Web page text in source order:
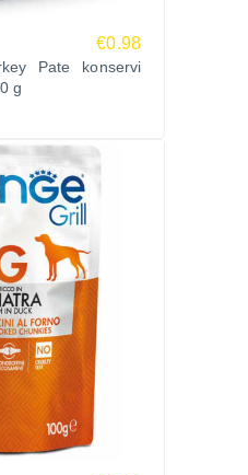
TUNA konservus
savu suni ar gardu maltīti
€0.98
Pate konservi
g